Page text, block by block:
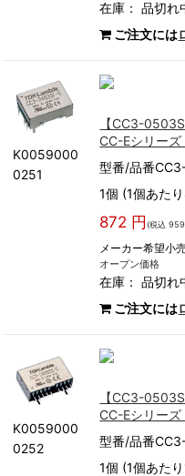
在庫：品切れ
ご注文には
K0059000
0251
【CC3-
CC-Eシリーズ
型番/品番
1個 (1個あた
872 円 (税込
メーカー希望小
オープン価格
在庫：品切れ
ご注文には
K0059000
0252
【CC3-
CC-Eシリーズ
型番/品番
1個 (1個あた